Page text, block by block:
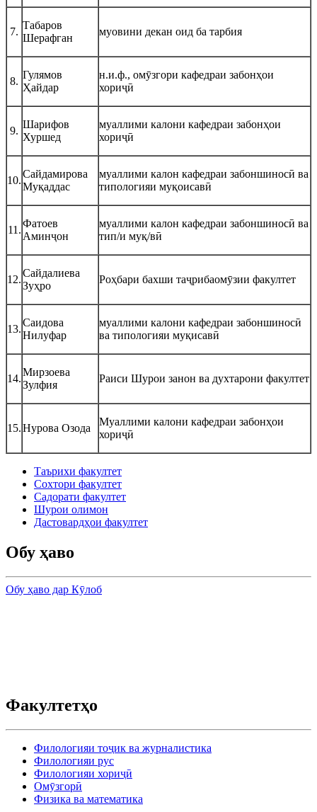
7.
Табаров
Шерафган
муовини декан оид ба тарбия
8.
Гулямов
Ҳайдар
н.и.ф., омӯзгори кафедраи забонҳои
хориҷӣ
9.
Шарифов
Хуршед
муаллими калони кафедраи забонҳои
хориҷӣ
10.
Сайдамирова
Муқаддас
муаллими калон кафедраи забоншиносӣ ва
типологияи муқоисавӣ
11.
Фатоев
Аминҷон
муаллими калон кафедраи забоншиносӣ ва
тип/и муқ/вӣ
12.
Сайдалиева
Зуҳро
Роҳбари бахши таҷрибаомӯзии факултет
13.
Саидова
Нилуфар
муаллими калони кафедраи забоншиносӣ
ва типологияи муқисавӣ
14.
Мирзоева
Зулфия
Раиси Шурои занон ва духтарони факултет
15.Нурова Озода
Муаллими калони кафедраи забонҳои
хориҷӣ
Таърихи факултет
Сохтори факултет
Садорати факултет
Шурои олимон
Дастовардҳои факултет
Обу ҳаво
Обу ҳаво дар Кӯлоб
Факултетҳо
Филологияи тоҷик ва журналистика
Филологияи рус
Филологияи хориҷӣ
Омӯзгорӣ
Физика ва математика